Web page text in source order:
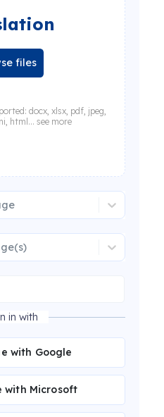
files
docx, xlsx, pdf, jpeg,
html... see more
in with
with Google
with Microsoft